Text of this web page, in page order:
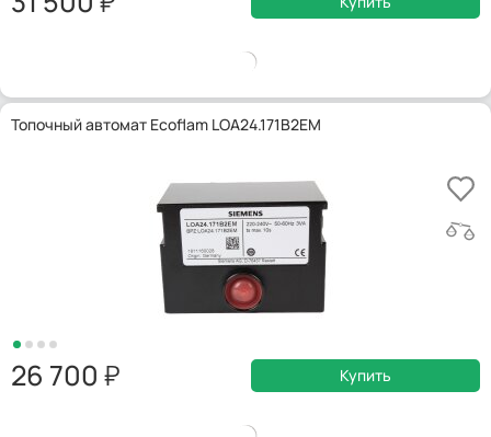
Топочный автомат Ecoflam LOA24.171B2EM
26 700 Купить